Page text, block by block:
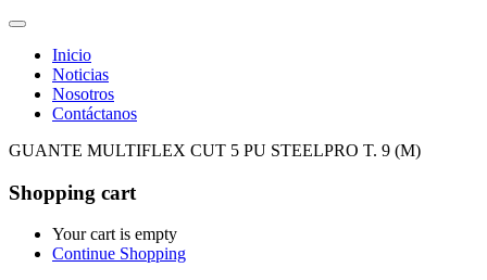
Inicio
Noticias
Nosotros
Contáctanos
GUANTE MULTIFLEX CUT 5 PU STEELPRO T. 9 (M)
Shopping cart
Your cart is empty
Continue Shopping